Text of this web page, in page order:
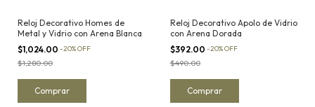
Reloj Decorativo Homes de
Metal y Vidrio con Arena Blanca
$1,024.00 -20%OFF
$1,280.00
Reloj Decorativo Apolo de Vidrio
con Arena Dorada
$392.00 -20%OFF
$490.00